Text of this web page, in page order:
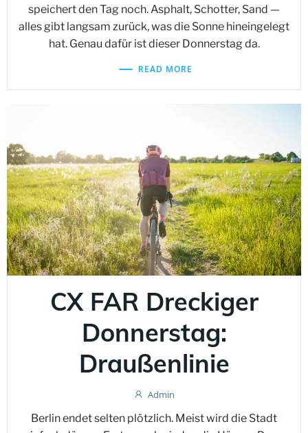
speichert den Tag noch. Asphalt, Schotter, Sand —
alles gibt langsam zurück, was die Sonne hineingelegt
hat. Genau dafür ist dieser Donnerstag da.
READ MORE
CX FAR Dreckiger
Donnerstag:
Draußenlinie
Admin
Berlin endet selten plötzlich. Meist wird die Stadt